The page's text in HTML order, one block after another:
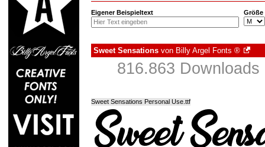
Eigener Beispieltext Größe
Sweet Sensations von Billy Argel Fonts ®
816.863
Sweet Sensations Personal Use.ttf